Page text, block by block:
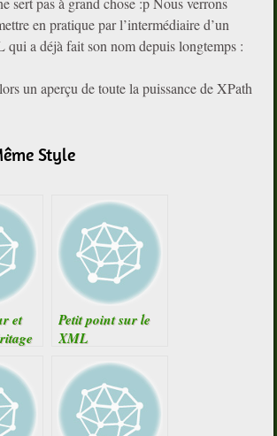
en pratique par l’intermédiaire d’un
qui a déjà fait son nom depuis longtemps :
un aperçu de toute la puissance de XPath
Style
et
Petit point sur le
XML